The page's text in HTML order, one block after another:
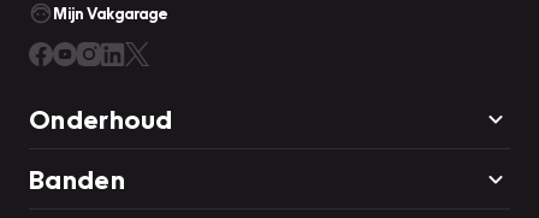
Mijn Vakgarage
Onderhoud
Banden